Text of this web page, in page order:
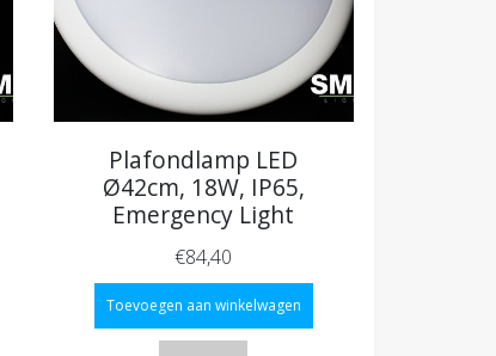
Plafondlamp LED
Ø42cm, 18W, IP65,
Emergency Light
€84,40
Toevoegen aan winkelwagen